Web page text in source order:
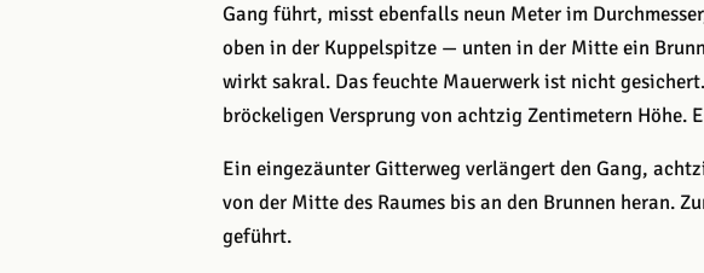
Gang führt, misst ebenfalls neun Meter im
oben in der Kuppelspitze — unten in der Mitte ein
wirkt sakral. Das feuchte Mauerwerk ist nicht
bröckeligen Versprung von achtzig Zentimetern Höhe.
Ein eingezäunter Gitterweg verlängert den Gang,
von der Mitte des Raumes bis an den Brunnen heran.
geführt.